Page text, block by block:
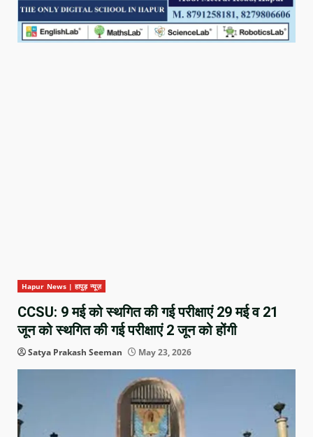
Hapur News | हापुड़ न्यूज़
CCSU: 9 मई को स्थगित की गई परीक्षाएं 29 मई व 21
जून को स्थगित की गई परीक्षाएं 2 जून को होंगी
Satya Prakash Seeman May 23, 2026